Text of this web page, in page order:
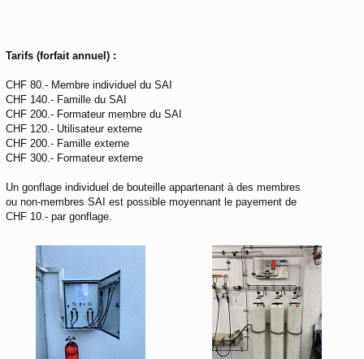
Tarifs (forfait annuel) :
CHF 80.- Membre individuel du SAI
CHF 140.- Famille du SAI
CHF 200.- Formateur membre du SAI
CHF 120.- Utilisateur externe
CHF 200.- Famille externe
CHF 300.- Formateur externe
Un gonflage individuel de bouteille appartenant à des membres
ou non-membres SAI est possible moyennant le payement de
CHF 10.- par gonflage.